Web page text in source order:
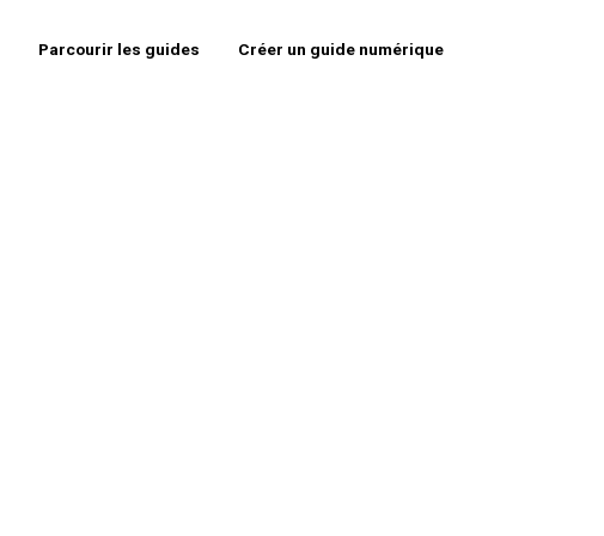
Parcourir les guides Créer un guide numérique